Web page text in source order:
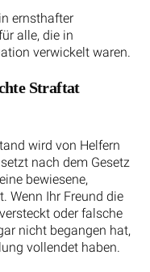
ernsthafter
alle, die in
verwickelt waren.
Straftat
wird von Helfern
nach dem Gesetz
bewiesene,
Wenn Ihr Freund die
oder falsche
nicht begangen hat,
vollendet haben.